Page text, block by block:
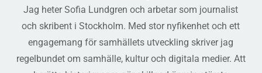
Jag heter Sofia Lundgren och arbetar som journalist
och skribent i Stockholm. Med stor nyfikenhet och ett
engagemang för samhällets utveckling skriver jag
regelbundet om samhälle, kultur och digitala medier. Att